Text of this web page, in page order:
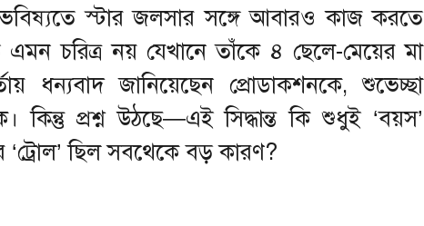
ভবিষ্যতে স্টার জলসার সঙ্গে আবারও কাজ করতে
চরিত্র নয় যেখানে তাঁকে ৪ ছেলে-মেয়ের মা
ধন্যবাদ জানিয়েছেন প্রোডাকশনকে, শুভেচ্ছা
কিন্তু প্রশ্ন উঠছে—এই সিদ্ধান্ত কি শুধুই ‘বয়স’
‘ট্রোল’ ছিল সবথেকে বড় কারণ?